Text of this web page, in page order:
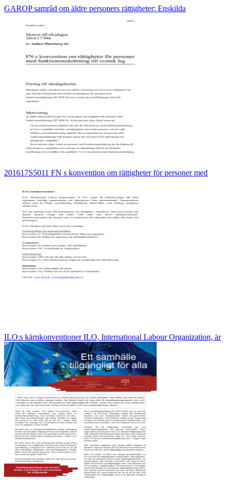
GAROP samråd om äldre personers rättigheter: Enskilda
201617S5011 FN s konvention om rättigheter för personer med
ILO:s kärnkonventioner ILO, International Labour Organization, är